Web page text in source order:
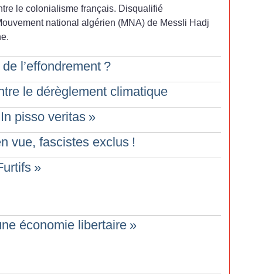
le colonialisme français. Disqualifié
national algérien (MNA) de Messli Hadj
l’effondrement ?
le dérèglement climatique
In pisso veritas »
vue, fascistes exclus !
»
économie libertaire »